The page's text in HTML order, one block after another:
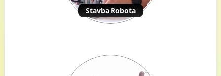
Stavba Robota